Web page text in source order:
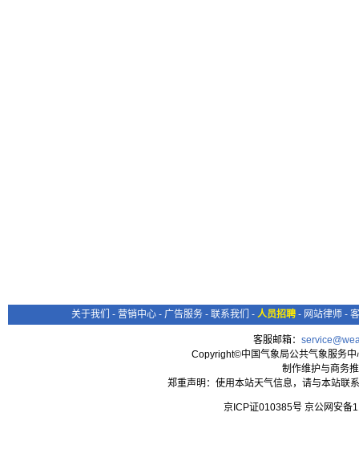
关于我们 - 营销中心 - 广告服务 - 联系我们 - 人员招聘 - 网站律师 -
客服邮箱：
Copyright©中国气象局公共气象服务
制作维护与商务
郑重声明：使用本站天气信息，请与本站联
京ICP证010385号 京公网安备